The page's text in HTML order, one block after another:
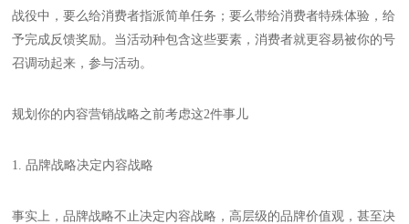
战役中，要么给消费者指派简单任务；要么带给消费者特殊体验，给
予完成反馈奖励。当活动种包含这些要素，消费者就更容易被你的号
召调动起来，参与活动。
规划你的内容营销战略之前考虑这2件事儿
1. 品牌战略决定内容战略
事实上，品牌战略不止决定内容战略，高层级的品牌价值观，甚至决